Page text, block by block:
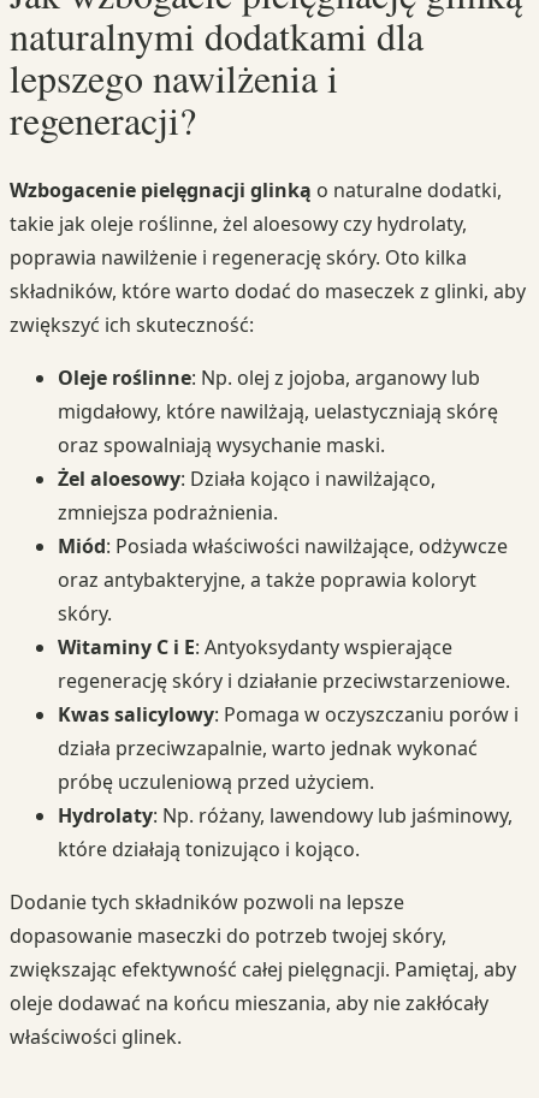
naturalnymi dodatkami dla
lepszego nawilżenia i
regeneracji?
Wzbogacenie pielęgnacji glinką o naturalne dodatki,
takie jak oleje roślinne, żel aloesowy czy hydrolaty,
poprawia nawilżenie i regenerację skóry. Oto kilka
składników, które warto dodać do maseczek z glinki, aby
zwiększyć ich skuteczność:
Oleje roślinne: Np. olej z jojoba, arganowy lub
migdałowy, które nawilżają, uelastyczniają skórę
oraz spowalniają wysychanie maski.
Żel aloesowy: Działa kojąco i nawilżająco,
zmniejsza podrażnienia.
Miód: Posiada właściwości nawilżające, odżywcze
oraz antybakteryjne, a także poprawia koloryt
skóry.
Witaminy C i E: Antyoksydanty wspierające
regenerację skóry i działanie przeciwstarzeniowe.
Kwas salicylowy: Pomaga w oczyszczaniu porów i
działa przeciwzapalnie, warto jednak wykonać
próbę uczuleniową przed użyciem.
Hydrolaty: Np. różany, lawendowy lub jaśminowy,
które działają tonizująco i kojąco.
Dodanie tych składników pozwoli na lepsze
dopasowanie maseczki do potrzeb twojej skóry,
zwiększając efektywność całej pielęgnacji. Pamiętaj, aby
oleje dodawać na końcu mieszania, aby nie zakłócały
właściwości glinek.